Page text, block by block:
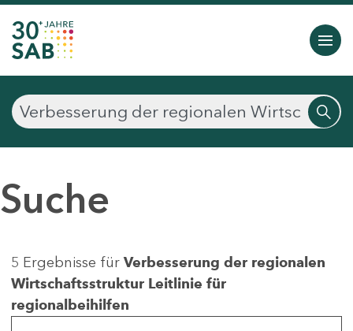
Suche
5 Ergebnisse für Verbesserung der regionalen
Wirtschaftsstruktur Leitlinie für
regionalbeihilfen